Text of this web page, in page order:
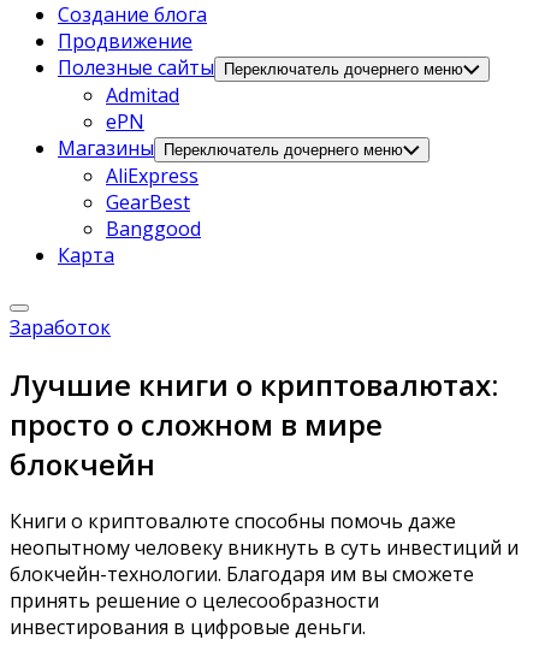
Создание блога
Продвижение
Полезные сайты
Переключатель дочернего меню
Admitad
ePN
Магазины
Переключатель дочернего меню
AliExpress
GearBest
Banggood
Карта
Заработок
Лучшие книги о криптовалютах:
просто о сложном в мире
блокчейн
Книги о криптовалюте способны помочь даже
неопытному человеку вникнуть в суть инвестиций и
блокчейн-технологии. Благодаря им вы сможете
принять решение о целесообразности
инвестирования в цифровые деньги.